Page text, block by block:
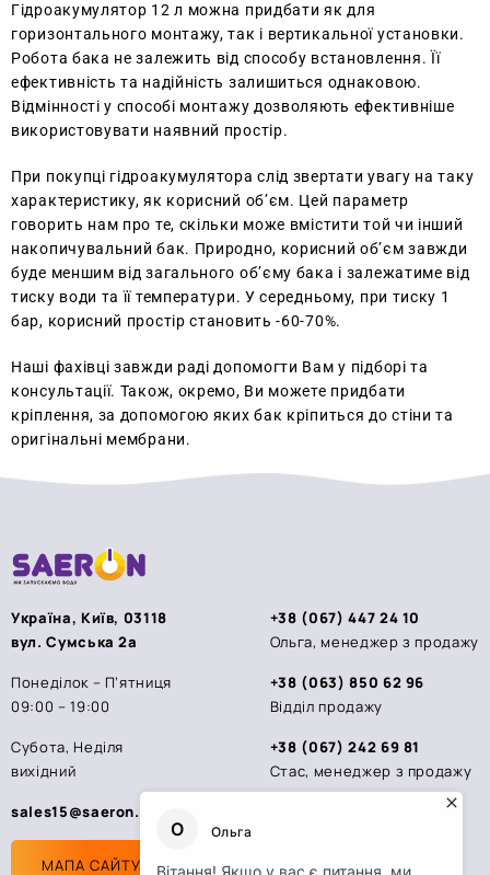
Гідроакумулятор 12 л можна придбати як для
горизонтального монтажу, так і вертикальної установки.
Робота бака не залежить від способу встановлення. Її
ефективність та надійність залишиться однаковою.
Відмінності у способі монтажу дозволяють ефективніше
використовувати наявний простір.
При покупці гідроакумулятора слід звертати увагу на таку
характеристику, як корисний об’єм. Цей параметр
говорить нам про те, скільки може вмістити той чи інший
накопичувальний бак. Природно, корисний об’єм завжди
буде меншим від загального об’єму бака і залежатиме від
тиску води та її температури. У середньому, при тиску 1
бар, корисний простір становить -60-70%.
Наші фахівці завжди раді допомогти Вам у підборі та
консультації. Також, окремо, Ви можете придбати
кріплення, за допомогою яких бак кріпиться до стіни та
оригінальні мембрани.
Україна, Київ, 03118
вул. Сумська 2а
Понеділок – П’ятниця
09:00 – 19:00
Субота, Неділя
вихідний
sales15@saeron.ua
МАПА САЙТУ
+38 (067) 447 24 10
Ольга, менеджер з продажу
+38 (063) 850 62 96
Відділ продажу
+38 (067) 242 69 81
Стас, менеджер з продажу